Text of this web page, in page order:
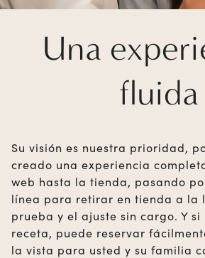
Una
fluida
Su visión es nuestra prioridad,
creado una experiencia
web hasta la tienda, pasando
línea para retirar en tienda a la
prueba y el ajuste sin cargo. Y si
receta, puede reservar
la vista para usted y su familia